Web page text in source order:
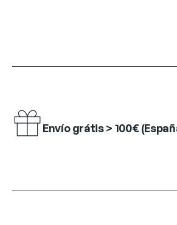
Envío grátis > 100€